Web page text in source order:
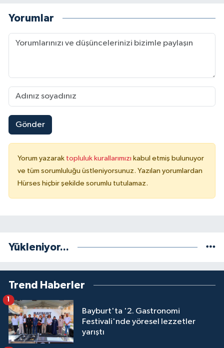
Yorumlar
Gönder
Yorum yazarak topluluk kurallarımızı kabul etmiş bulunuyor
ve tüm sorumluluğu üstleniyorsunuz. Yazılan yorumlardan
Hürses hiçbir şekilde sorumlu tutulamaz.
Yükleniyor...
Trend Haberler
Bayburt'ta '2. Gastronomi
Festivali'nde yöresel lezzetler
yarıştı